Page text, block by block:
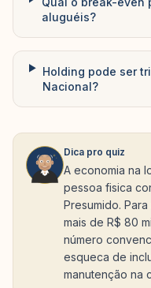
aluguéis?
Holding pode ser
Nacional?
Dica pro quiz
A economia na
pessoa fisica
Presumido.
mais de R$ 80
número
esqueca de
manutenção na